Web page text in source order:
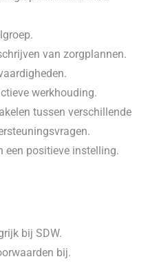
van zorgplannen.
werkhouding.
tussen verschillende
een positieve instelling.
bij SDW.
bij.